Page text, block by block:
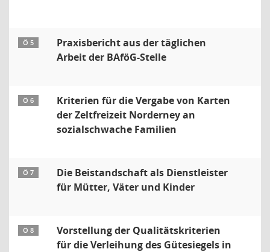
Ö 5
Praxisbericht aus der täglichen
Arbeit der BAföG-Stelle
Ö 6
Kriterien für die Vergabe von Karten
der Zeltfreizeit Norderney an
sozialschwache Familien
Ö 7
Die Beistandschaft als Dienstleister
für Mütter, Väter und Kinder
Ö 8
Vorstellung der Qualitätskriterien
für die Verleihung des Gütesiegels in